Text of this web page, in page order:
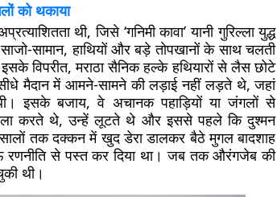
को थकाया
थी, जिसे ‘गनिमी कावा’ यानी गुरिल्ला युद्ध
सामान, हाथियों और बड़े तोपखानों के साथ चलती
विपरीत, मराठा सैनिक हल्के हथियारों से लैस छोटे
मैदान में आमने-सामने की लड़ाई नहीं लड़ते थे, जहां
इसके बजाय, वे अचानक पहाड़ियों या जंगलों से
करते थे, उन्हें लूटते थे और इससे पहले कि दुश्मन
तक दक्कन में खुद डेरा डालकर बैठे मुगल बादशाह
रणनीति से पस्त कर दिया था। जब तक औरंगजेब की
थी।